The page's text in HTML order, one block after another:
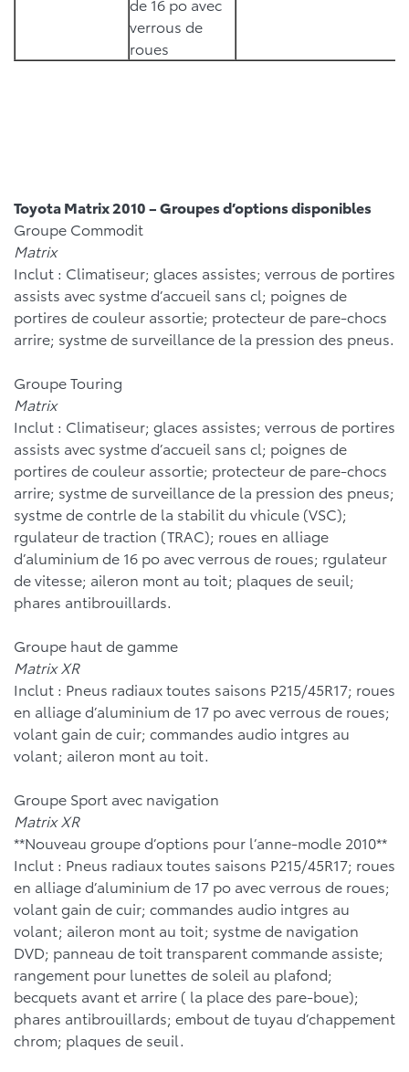
verrous de
roues
Toyota Matrix 2010 – Groupes d’options disponibles
Groupe Commodit
Matrix
Inclut : Climatiseur; glaces assistes; verrous de portires
assists avec systme d’accueil sans cl; poignes de
portires de couleur assortie; protecteur de pare-chocs
arrire; systme de surveillance de la pression des pneus.
Groupe Touring
Matrix
Inclut : Climatiseur; glaces assistes; verrous de portires
assists avec systme d’accueil sans cl; poignes de
portires de couleur assortie; protecteur de pare-chocs
arrire; systme de surveillance de la pression des pneus;
systme de contrle de la stabilit du vhicule (VSC);
rgulateur de traction (TRAC); roues en alliage
d’aluminium de 16 po avec verrous de roues; rgulateur
de vitesse; aileron mont au toit; plaques de seuil;
phares antibrouillards.
Groupe haut de gamme
Matrix XR
Inclut : Pneus radiaux toutes saisons P215/45R17; roues
en alliage d’aluminium de 17 po avec verrous de roues;
volant gain de cuir; commandes audio intgres au
volant; aileron mont au toit.
Groupe Sport avec navigation
Matrix XR
**Nouveau groupe d’options pour l’anne-modle 2010**
Inclut : Pneus radiaux toutes saisons P215/45R17; roues
en alliage d’aluminium de 17 po avec verrous de roues;
volant gain de cuir; commandes audio intgres au
volant; aileron mont au toit; systme de navigation
DVD; panneau de toit transparent commande assiste;
rangement pour lunettes de soleil au plafond;
becquets avant et arrire ( la place des pare-boue);
phares antibrouillards; embout de tuyau d’chappement
chrom; plaques de seuil.